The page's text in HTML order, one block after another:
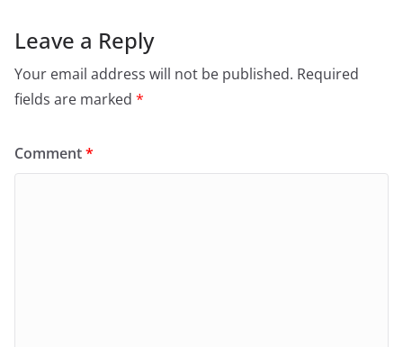
Leave a Reply
Your email address will not be published. Required
fields are marked *
Comment*